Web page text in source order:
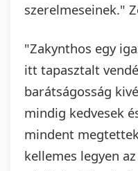
szerelmeseinek."
"Zakynthos egy
itt tapasztalt
barátságosság
mindig kedvesek
mindent
kellemes legyen